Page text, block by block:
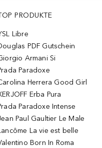
PRODUKTE
Libre
PDF Gutschein
Armani Si
Paradoxe
Herrera Good Girl
Erba Pura
Paradoxe Intense
Paul Gaultier Le Male
La vie est belle
Born In Roma